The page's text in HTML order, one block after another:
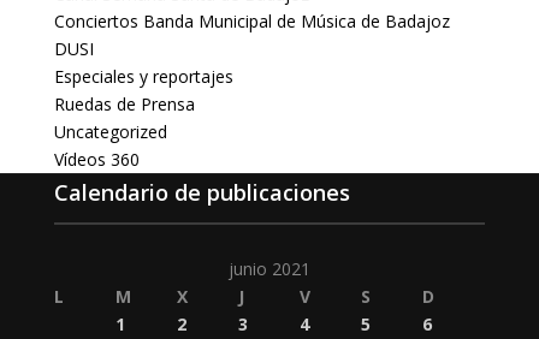
Conciertos Banda Municipal de Música de Badajoz
DUSI
Especiales y reportajes
Ruedas de Prensa
Uncategorized
Vídeos 360
Calendario de publicaciones
junio 2021
L
M X J V S
D
1
2 3 4 5
6